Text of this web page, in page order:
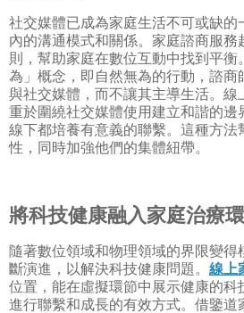
社交媒體已成為家庭生活不可或缺的
內的溝通模式和關係。家庭諮商服務
則，幫助家庭在數位互動中找到平衡
為」概念，即自然無為的行動，諮商
與社交媒體，而不讓其主導生活。線
重於圍繞社交媒體使用建立和諧的邊
線下都培養有意義的聯繫。這種方法
性，同時加強他們的集體紐帶。
將科技健康融入家庭治療
隨著數位領域和物理領域的界限變得
斷演進，以解決科技健康問題。 線上
位置，能在虛擬環節中展示健康的科
進行聯繫和成長的有效方式。借鑒道